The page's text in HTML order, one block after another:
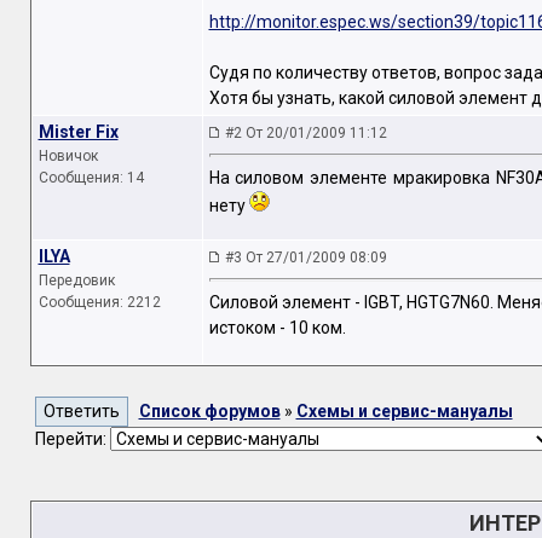
http://monitor.espec.ws/section39/
Судя по количеству ответов, вопрос
Хотя бы узнать, какой силовой элемент
Mister Fix
Новичок
Сообщения: 14
#2 От 20/01/2009 11:12
На силовом элементе мракировка
нету
ILYA
Передовик
Сообщения: 2212
#3 От 27/01/2009 08:09
Силовой элемент - IGBT, HGTG7N60.
истоком - 10 ком.
Список форумов» Схемы и сервис-мануалы
Перейти: